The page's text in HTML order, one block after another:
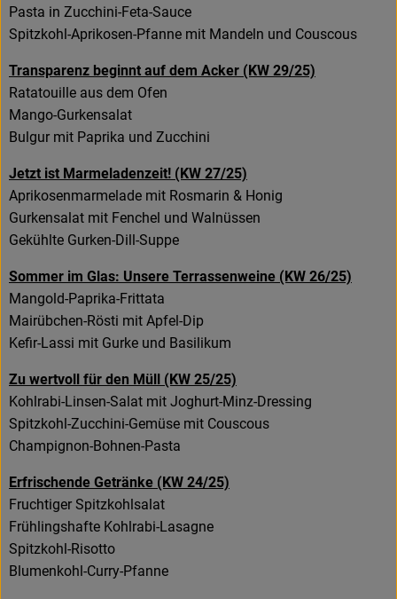
Pasta in Zucchini-Feta-Sauce
Spitzkohl-Aprikosen-Pfanne mit Mandeln und Couscous
Transparenz beginnt auf dem Acker (KW 29/25)
Ratatouille aus dem Ofen
Mango-Gurkensalat
Bulgur mit Paprika und Zucchini
Jetzt ist Marmeladenzeit! (KW 27/25)
Aprikosenmarmelade mit Rosmarin & Honig
Gurkensalat mit Fenchel und Walnüssen
Gekühlte Gurken-Dill-Suppe
Sommer im Glas: Unsere Terrassenweine (KW 26/25)
Mangold-Paprika-Frittata
Mairübchen-Rösti mit Apfel-Dip
Kefir-Lassi mit Gurke und Basilikum
Zu wertvoll für den Müll (KW 25/25)
Kohlrabi-Linsen-Salat mit Joghurt-Minz-Dressing
Spitzkohl-Zucchini-Gemüse mit Couscous
Champignon-Bohnen-Pasta
Erfrischende Getränke (KW 24/25)
Fruchtiger Spitzkohlsalat
Frühlingshafte Kohlrabi-Lasagne
Spitzkohl-Risotto
Blumenkohl-Curry-Pfanne